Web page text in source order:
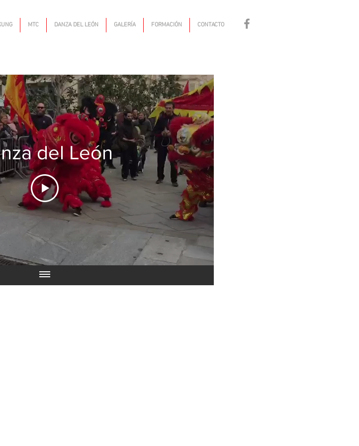
MTC DANZA DEL LEÓN GALERÍA FORMACIÓN CONTACTO
del León